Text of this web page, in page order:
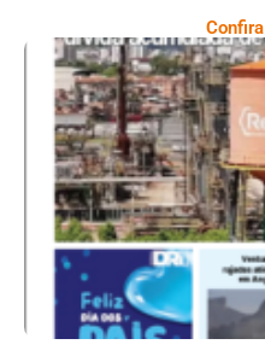
Ano X – Número